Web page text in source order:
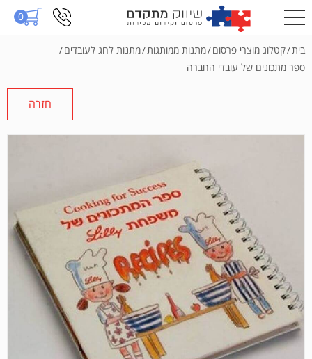
0
בית/קטלוג מוצרי פרסום/מתנות ממותגות/מתנות לחג לעובדים/
ספר מתכונים של עובדי החברה
חזרה